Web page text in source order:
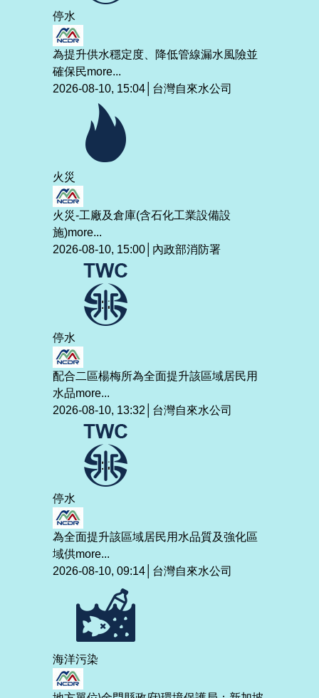
停水
為提升供水穩定度、降低管線漏水風險並
確保民more...
2026-08-10, 15:04│台灣自來水公司
火災
火災-工廠及倉庫(含石化工業設備設
施)more...
2026-08-10, 15:00│內政部消防署
停水
配合二區楊梅所為全面提升該區域居民用
水品more...
2026-08-10, 13:32│台灣自來水公司
停水
為全面提升該區域居民用水品質及強化區
域供more...
2026-08-10, 09:14│台灣自來水公司
海洋污染